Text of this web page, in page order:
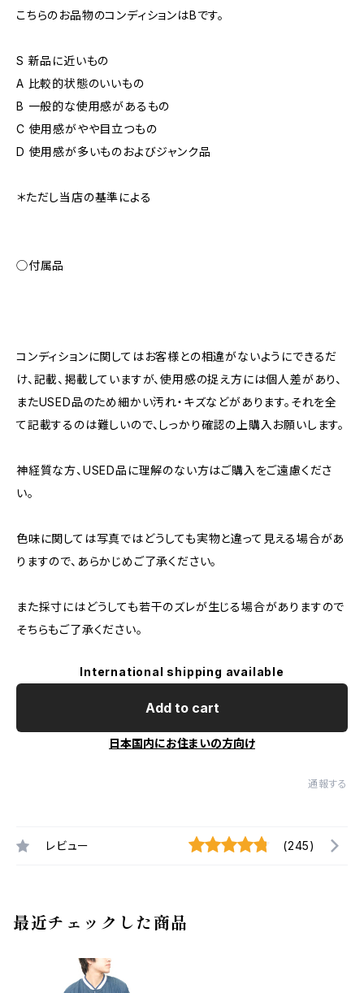
こちらのお品物のコンディションはBです。
S 新品に近いもの
A 比較的状態のいいもの
B 一般的な使用感があるもの
C 使用感がやや目立つもの
D 使用感が多いものおよびジャンク品
＊ただし当店の基準による
◯付属品
コンディションに関してはお客様との相違がないようにできるだ
け、記載、掲載していますが、使用感の捉え方には個人差があり、
またUSED品のため細かい汚れ・キズなどがあります。それを全
て記載するのは難しいので、しっかり確認の上購入お願いします。
神経質な方、USED品に理解のない方はご購入をご遠慮くださ
い。
色味に関しては写真ではどうしても実物と違って見える場合があ
りますので、あらかじめご了承ください。
また採寸にはどうしても若干のズレが生じる場合がありますので
そちらもご了承ください。
International shipping available
Add to cart
日本国内にお住まいの方向け
通報する
レビュー (245)
最近チェックした商品